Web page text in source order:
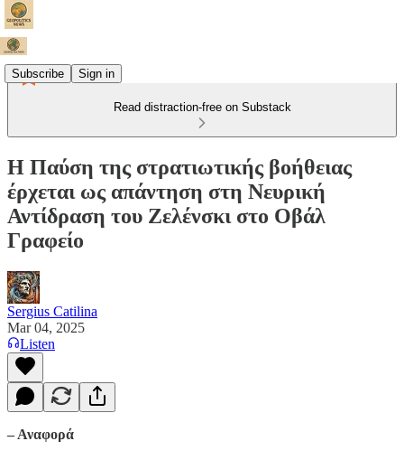
Subscribe Sign in
Read distraction-free on Substack
Η Παύση της στρατιωτικής βοήθειας
έρχεται ως απάντηση στη Νευρική
Αντίδραση του Ζελένσκι στο Οβάλ
Γραφείο
Sergius Catilina
Mar 04, 2025
Listen
– Αναφορά